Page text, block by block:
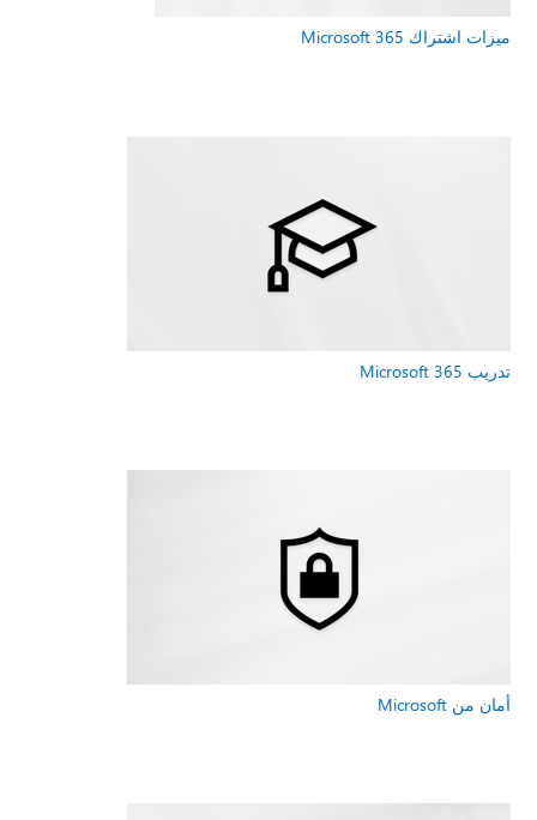
ميزات اشتراك Microsoft 365
تدريب Microsoft 365
أمان من Microsoft